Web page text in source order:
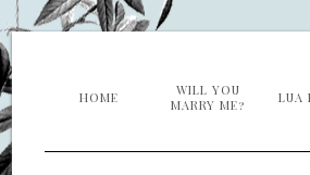
HOME
WILL YOU
MARRY ME?
LUA